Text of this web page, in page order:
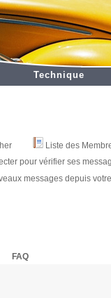
Technique
Liste des
pour vérifier ses
messages depuis
FAQ